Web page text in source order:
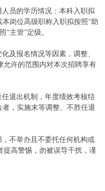
员的学历情况：本科入职拟
岗位高级职称入职拟按照“助
“主管”定级。
及报名情况等因素，调整、
允许的范围内对本次招聘享有
退出机制，年度绩效考核结
，实施末等调整、不胜任退
不举办且不委托任何机构或
提高警惕，勿被误导干扰，谨